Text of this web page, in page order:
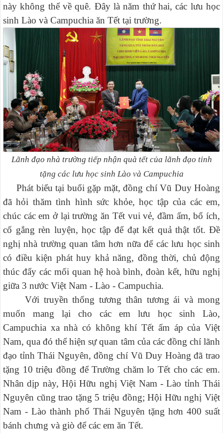
này không thể về quê. Đây là năm thứ hai, các lưu học
sinh Lào và Campuchia ăn Tết tại trường.
Lãnh đạo nhà trường tiếp nhận quà tết của lãnh đạo tỉnh
tặng các lưu học sinh Lào và Campuchia
Phát biểu tại buổi gặp mặt, đồng chí Vũ Duy Hoàng
đã hỏi thăm tình hình sức khỏe, học tập của các em,
chúc các em ở lại trường ăn Tết vui vẻ, đầm ấm, bổ ích,
cố gắng rèn luyện, học tập để đạt kết quả thật tốt. Đề
nghị nhà trường quan tâm hơn nữa để các lưu học sinh
có điều kiện phát huy khả năng, đồng thời, chủ động
thúc đẩy các mối quan hệ hoà bình, đoàn kết, hữu nghị
giữa 3 nước Việt Nam - Lào - Campuchia.
Với truyền thống tương thân tương ái và mong
muốn mang lại cho các em lưu học sinh Lào,
Campuchia xa nhà có không khí Tết ấm áp của Việt
Nam, qua đó thể hiện sự quan tâm của các đồng chí lãnh
đạo tỉnh Thái Nguyên, đồng chí Vũ Duy Hoàng đã trao
tặng 10 triệu đồng để Trường chăm lo Tết cho các em.
Nhân dịp này, Hội Hữu nghị Việt Nam - Lào tỉnh Thái
Nguyên cũng trao tặng 5 triệu đồng; Hội Hữu nghị Việt
Nam - Lào thành phố Thái Nguyên tặng hơn 400 suất
bánh chưng và giò để các em ăn Tết.